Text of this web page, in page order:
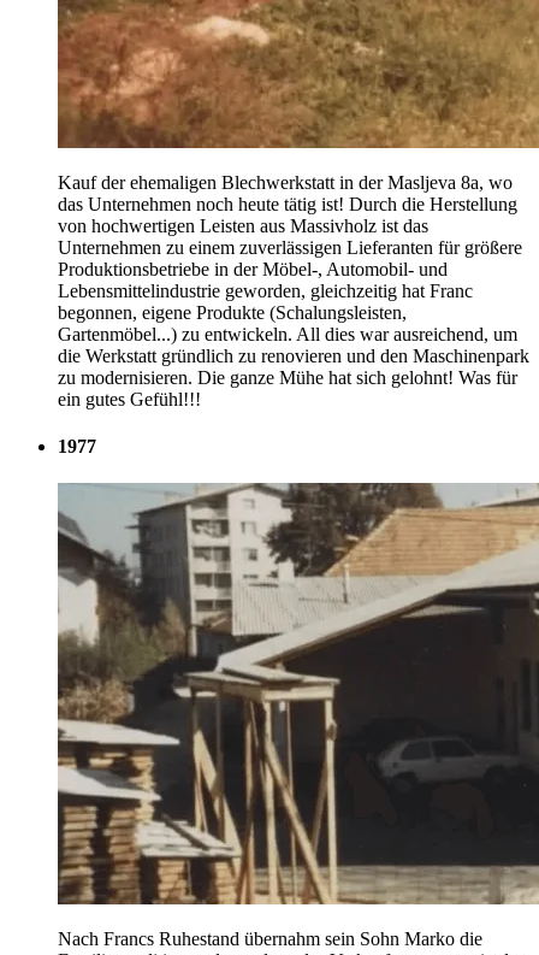
Kauf der ehemaligen Blechwerkstatt in der Masljeva 8a, wo
das Unternehmen noch heute tätig ist! Durch die Herstellung
von hochwertigen Leisten aus Massivholz ist das
Unternehmen zu einem zuverlässigen Lieferanten für größere
Produktionsbetriebe in der Möbel-, Automobil- und
Lebensmittelindustrie geworden, gleichzeitig hat Franc
begonnen, eigene Produkte (Schalungsleisten,
Gartenmöbel...) zu entwickeln. All dies war ausreichend, um
die Werkstatt gründlich zu renovieren und den Maschinenpark
zu modernisieren. Die ganze Mühe hat sich gelohnt! Was für
ein gutes Gefühl!!!
1977
Nach Francs Ruhestand übernahm sein Sohn Marko die